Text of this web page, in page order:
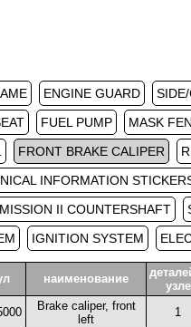
ENGINE GUARD
FUEL PUMP MASK
FRONT BRAKE CALIPER
INFORMATION
II COUNTERSHAFT
IGNITION SYSTEM
наименование
узле
Brake caliper, front
left
1